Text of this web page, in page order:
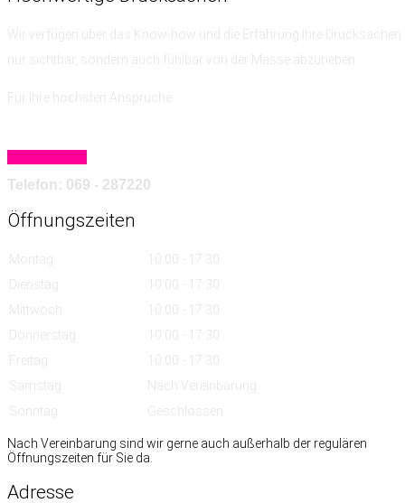
Wir verfügen über das Know-how und die Erfahrung
Ihre
nur sichtbar, sondern auch fühlbar von der Masse abzuheben.
Für Ihre höchsten Ansprüche.
Telefon: 069 - 287220
Öffnungszeiten
Montag
10:00 - 17:30
Dienstag
10:00 - 17:30
Mittwoch
10:00 - 17:30
Donnerstag
10:00 - 17:30
Freitag
10:00 - 17:30
Samstag
Nach Vereinbarung
Sonntag
Geschlossen
Nach Vereinbarung sind wir gerne auch außerhalb der regulären
Öffnungszeiten für Sie da.
Adresse